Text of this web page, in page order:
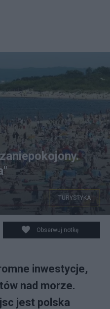
TURYSTYKA
Obserwuj notkę
inwestycje,
nad morze.
jest polska